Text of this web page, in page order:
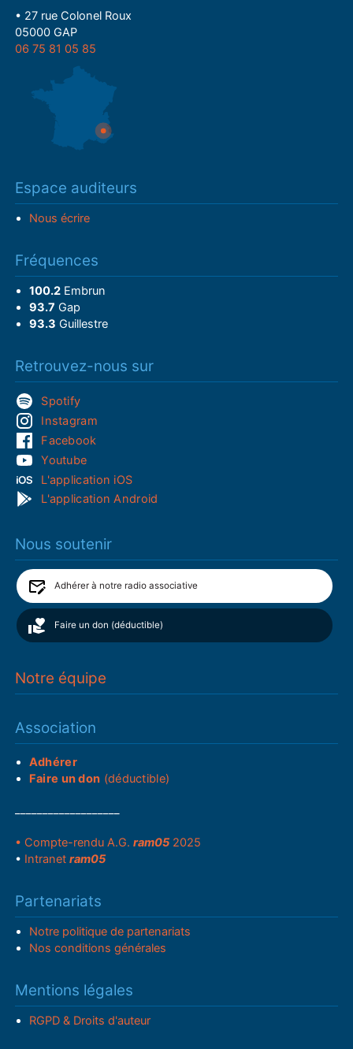
• 27 rue Colonel Roux
05000 GAP
06 75 81 05 85
Espace auditeurs
Nous écrire
Fréquences
100.2Embrun
93.7 Gap
93.3 Guillestre
Retrouvez-nous sur
Spotify
Instagram
Facebook
Youtube
L'application iOS
L'application Android
Nous soutenir
Adhérer à notre radio associative
Faire un don (déductible)
Notre équipe
Association
Adhérer
Faire un don (déductible)
• Compte-rendu A.G.ram05 2025
• Intranetram05
Partenariats
Notre politique de partenariats
Nos conditions générales
Mentions légales
RGPD & Droits d'auteur